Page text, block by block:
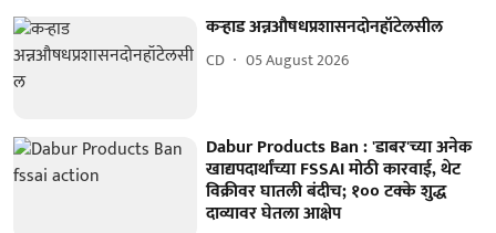
कऱ्हाड अन्नऔषधप्रशासनदोनहॉटेलसील
CD 05 August 2026
Dabur Products Ban : 'डाबर'च्या अनेक
खाद्यपदार्थांच्या FSSAI मोठी कारवाई, थेट
विक्रीवर घातली बंदीच; १०० टक्के शुद्ध
दाव्यावर घेतला आक्षेप